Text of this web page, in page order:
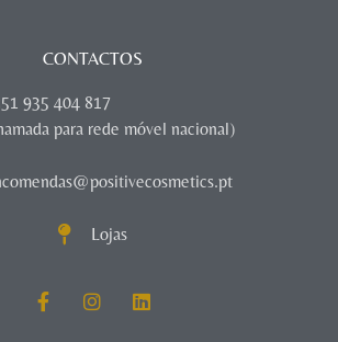
CONTACTOS
935 404 817
para rede móvel nacional)
Lojas